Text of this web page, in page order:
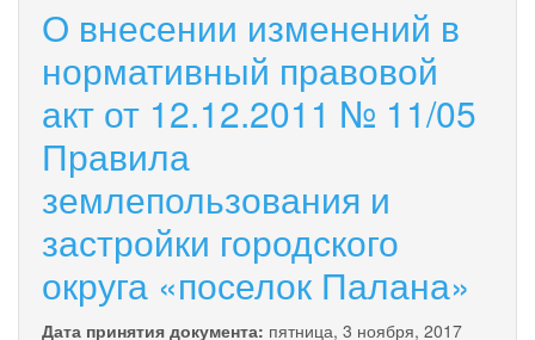
акт
02-
НПА/08-
21
"О
внесении
изменений
в
бюджет
округа
О внесении изменений в
нормативный правовой
акт от 12.12.2011 № 11/05
Правила
землепользования и
застройки городского
округа «поселок Палана»
Дата принятия документа: пятница, 3 ноября, 2017